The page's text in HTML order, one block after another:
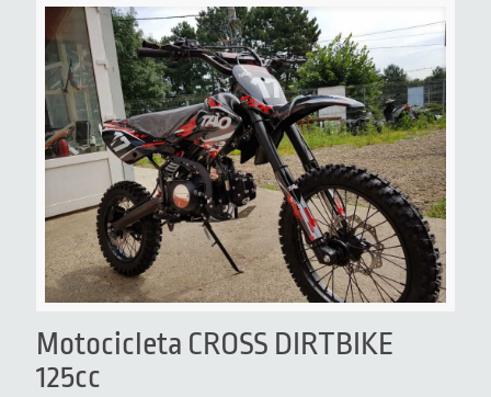
Motocicleta CROSS DIRTBIKE
125cc